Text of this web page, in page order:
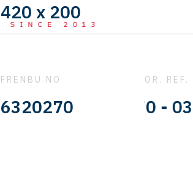
SINCE 2013
420 x 200
FRENBU NO
6320270
OR. REF.
0310677570 -